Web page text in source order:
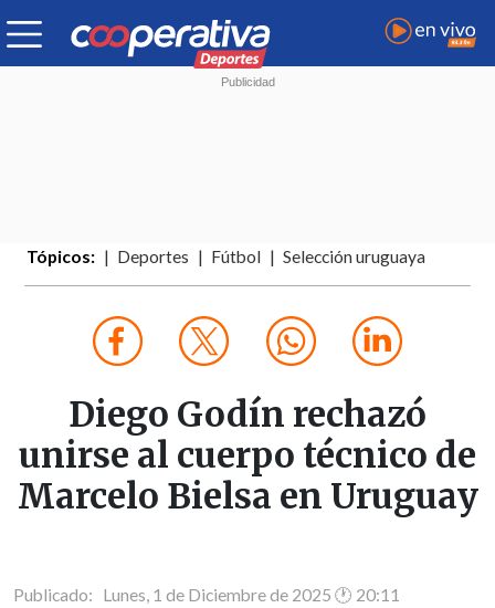
Tópicos: Deportes Fútbol Selección uruguaya
Diego Godín rechazó
unirse al cuerpo técnico de
Marcelo Bielsa en Uruguay
Publicado: Lunes, 1 de Diciembre de 2025 🕐 20:11